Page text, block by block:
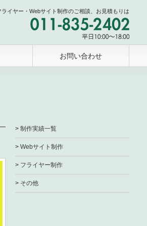
ライヤー・Webサイト制作のご相談、お見積もりは
お問い合わせ
制作実績一覧
Webサイト制作
フライヤー制作
その他